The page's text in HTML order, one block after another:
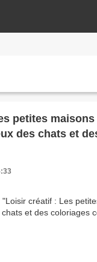
petites maisons
des chats et